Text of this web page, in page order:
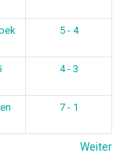
5 - 4
4 - 3
7 - 1
Weiter